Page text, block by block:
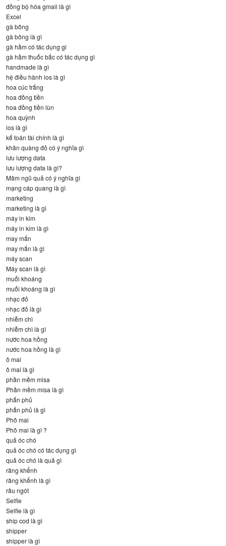
đồng bộ hóa gmail là gì
Excel
gà bông
gà bông là gì
gà hầm có tác dụng gi
gà hầm thuốc bắc có tác dụng gì
handmade là gì
hệ điều hành ios là gì
hoa cúc trắng
hoa đồng tiền
hoa đồng tiền lùn
hoa quỳnh
ios là gì
kế toán tài chính là gì
khăn quàng đỏ có ý nghĩa gì
lưu lượng data
lưu lượng data là gì?
Mâm ngũ quả có ý nghĩa gì
mạng cáp quang là gì
marketing
marketing là gì
máy in kim
máy in kim là gì
may mắn
may mắn là gì
máy scan
Máy scan là gì
muối khoáng
muối khoáng là gì
nhạc đỏ
nhạc đỏ là gì
nhiễm chì
nhiễm chì là gì
nước hoa hồng
nước hoa hồng là gì
ô mai
ô mai là gì
phần mềm misa
Phần mềm misa là gì
phấn phủ
phấn phủ là gì
Phô mai
Phô mai là gì ?
quả óc chó
quả óc chó có tác dụng gì
quả óc chó là quả gì
răng khểnh
răng khểnh là gì
râu ngót
Selfie
Selfie là gì
ship cod là gì
shipper
shipper là gì